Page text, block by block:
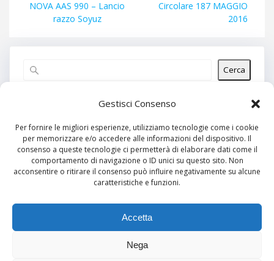
Gestisci Consenso
Per fornire le migliori esperienze, utilizziamo tecnologie come i cookie
per memorizzare e/o accedere alle informazioni del dispositivo. Il
consenso a queste tecnologie ci permetterà di elaborare dati come il
comportamento di navigazione o ID unici su questo sito. Non
acconsentire o ritirare il consenso può influire negativamente su alcune
caratteristiche e funzioni.
Accetta
Nega
articoli
Articolo
precedente:
NOVA AAS 990 – Lancio
razzo Soyuz
Articolo
Circolare 187 MAGGIO
2016
Cerca
Articoli recenti
Commenti recenti
Nessun commento da mostrare.
Nessun archivio da mostrare.
Categorie